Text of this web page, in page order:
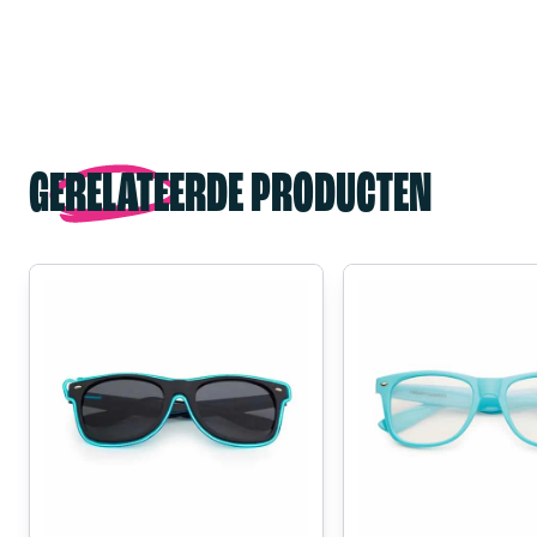
GERELATEERDE PRODUCTEN